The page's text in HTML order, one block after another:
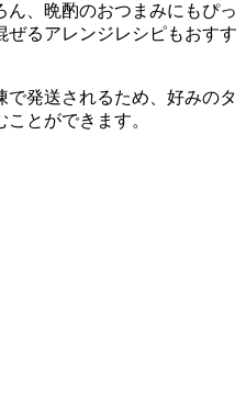
ん、晩酌のおつまみにもぴっ
ぜるアレンジレシピもおすす
発送されるため、好みのタ
とができます。